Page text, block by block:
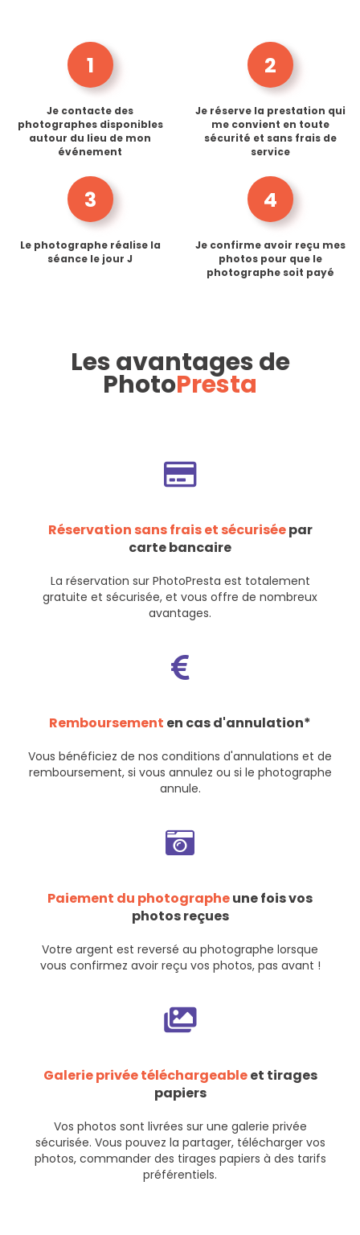
1
Je contacte des
photographes disponibles
autour du lieu de mon
événement
2
Je réserve la prestation qui
me convient en toute
sécurité et sans frais de
service
3
Le photographe réalise la
séance le jour J
4
Je confirme avoir reçu mes
photos pour que le
photographe soit payé
Les avantages de
PhotoPresta
Réservation sans frais et sécuriséepar
carte bancaire
La réservation sur PhotoPresta est totalement
gratuite et sécurisée, et vous offre de nombreux
avantages.
Remboursement en cas d'annulation*
Vous bénéficiez de nos conditions d'annulations et de
remboursement, si vous annulez ou si le photographe
annule.
Paiement du photographeune fois vos
photos reçues
Votre argent est reversé au photographe lorsque
vous confirmez avoir reçu vos photos, pas avant !
Galerie privée téléchargeableet tirages
papiers
Vos photos sont livrées sur une galerie privée
sécurisée. Vous pouvez la partager, télécharger vos
photos, commander des tirages papiers à des tarifs
préférentiels.